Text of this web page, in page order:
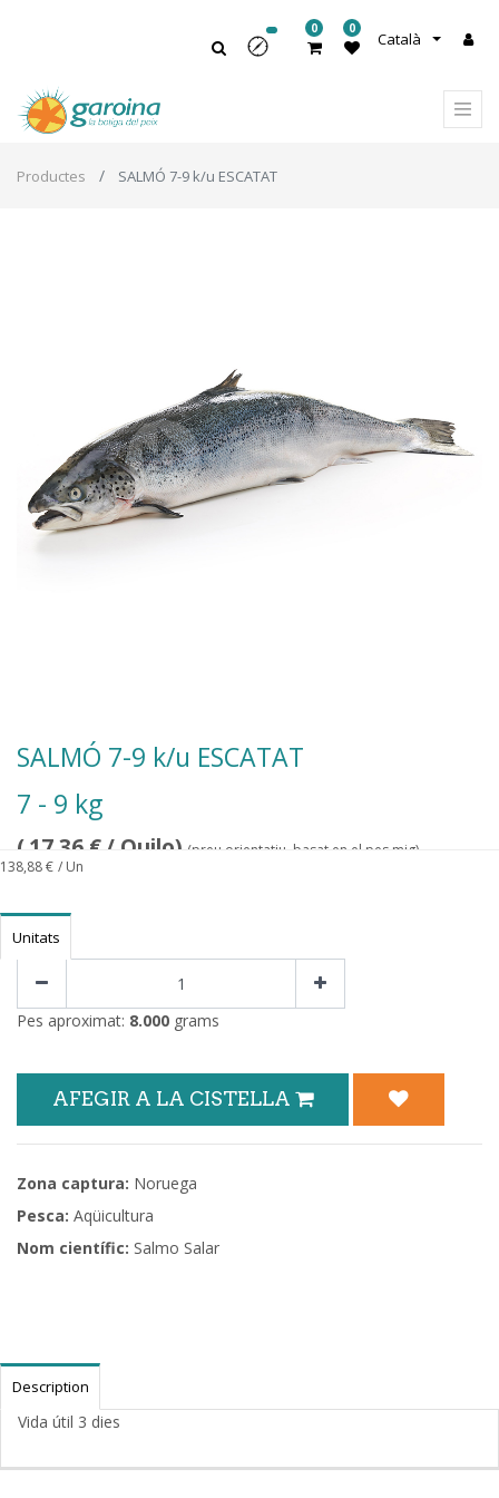
Català
0 0
Productes SALMÓ 7-9 k/u ESCATAT
SALMÓ 7-9 k/u ESCATAT
7 - 9 kg
(17,36 € / Quilo)
138,88€ / Un
(preu orientatiu, basat en el pes mig)
Unitats
Pes aproximat: 8.000 grams
AFEGIR A LA CISTELLA
Zona captura: Noruega
Pesca: Aqüicultura
Nom científic: Salmo Salar
Description
Vida útil 3 dies